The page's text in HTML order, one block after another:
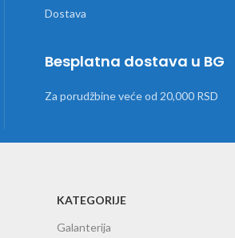
Besplatna dostava u BG
Za porudžbine veće od 20,000 RSD
KATEGORIJE
Galanterija